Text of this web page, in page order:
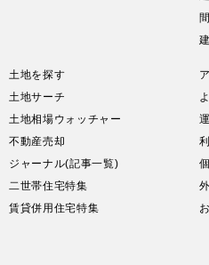
土地を探す
土地サーチ
土地相場ウォッチャー
不動産売却
ジャーナル(記事一覧)
二世帯住宅特集
賃貸併用住宅特集